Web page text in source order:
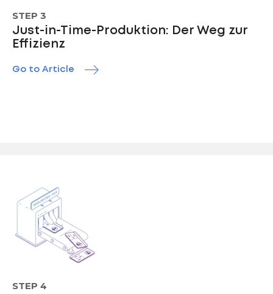
STEP 3
Just-in-Time-Produktion: Der Weg zur
Effizienz
Go to Article
STEP 4